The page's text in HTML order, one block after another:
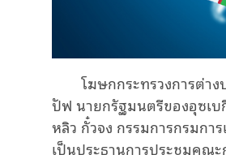
โฆษกกระทรวงการต่า
ปัฟ นายกรัฐมนตรีของอุซเ
หลิว กั๋วจง กรรมการกรมก
เป็นประธานการประชุมคณ